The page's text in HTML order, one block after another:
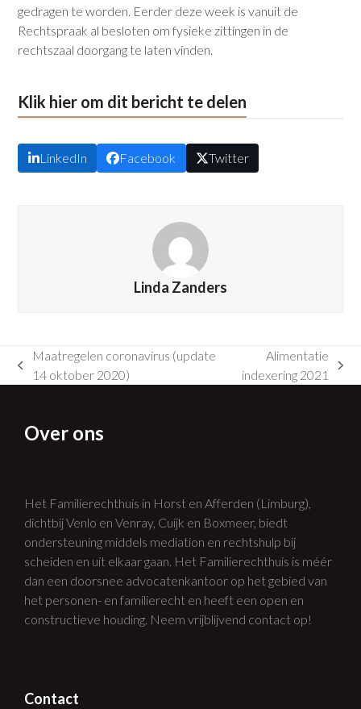
gedragen te worden. Eerder deze week is vanuit de
Rechtspraak al besloten om fysieke zittingen in de
rechtszaal doorgang te laten vinden.
Klik hier om dit bericht te delen
LinkedIn Facebook Twitter
Linda Zanders
previous
Maatregelen coronavirus (update
14 oktober 2020)
next
Alimentatie
indexering 2021
Over ons
Het Familierechthuis in Horst en Afferden (Limburg),
dichtbij Venlo en Venray, Cuijk en Boxmeer, biedt
ondersteuning middels mediation en rechtshulp bij
scheiden en uit elkaar gaan. Het Familierechthuis is méér
dan een doorsnee advocatenkantoor op het gebied van
het personen- en familierecht en heeft een open en
constructieve houding. Neem vrijblijvend contact op!
Contact